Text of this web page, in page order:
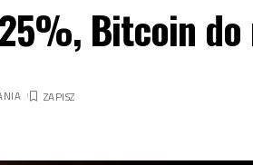
Bitcoin